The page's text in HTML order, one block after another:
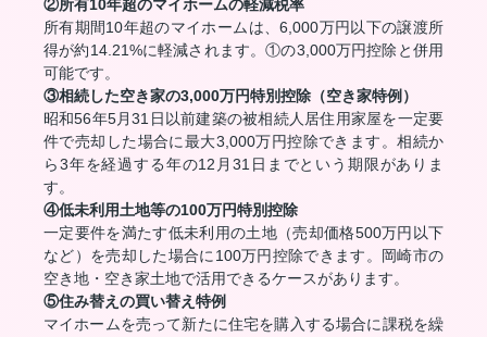
②所有10年超のマイホームの軽減税率
所有期間10年超のマイホームは、6,000万円以下の譲渡所
得が約14.21%に軽減されます。①の3,000万円控除と併用
可能です。
③相続した空き家の3,000万円特別控除（空き家特例）
昭和56年5月31日以前建築の被相続人居住用家屋を一定要
件で売却した場合に最大3,000万円控除できます。相続か
ら3年を経過する年の12月31日までという期限がありま
す。
④低未利用土地等の100万円特別控除
一定要件を満たす低未利用の土地（売却価格500万円以下
など）を売却した場合に100万円控除できます。岡崎市の
空き地・空き家土地で活用できるケースがあります。
⑤住み替えの買い替え特例
マイホームを売って新たに住宅を購入する場合に課税を繰